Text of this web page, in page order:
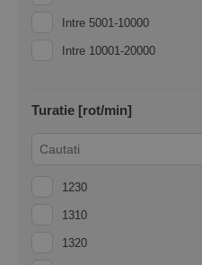
0.99
1
1.08
1.42
1.5
1.75
Intre 5001-10000
Intre 10001-20000
Turatie [rot/min]
1230
1310
1320